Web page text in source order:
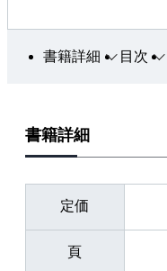
書籍詳細 目次
書籍詳細
定価
頁